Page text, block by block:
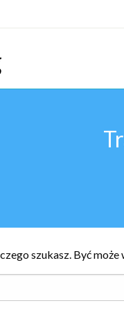
szukasz. Być